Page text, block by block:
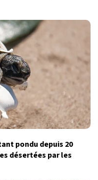
pondu depuis 20
désertées par les